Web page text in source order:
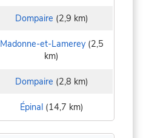
Dompaire (2,9 km)
Madonne-et-Lamerey(2,5
km)
Dompaire (2,8 km)
Épinal(14,7 km)